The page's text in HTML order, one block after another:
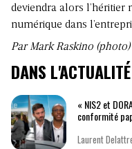
deviendra alors l’héritier
numérique dans
Par Mark Raskino
DANS L'ACTUALITÉ
« NIS2 et
conformité
Laurent